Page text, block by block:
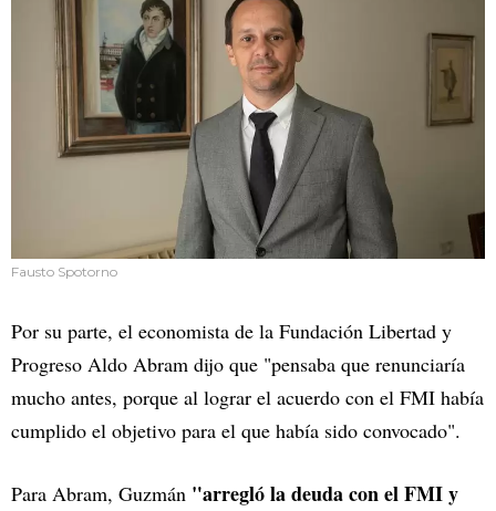
Fausto Spotorno
Por su parte, el economista de la Fundación Libertad y
Progreso Aldo Abram dijo que "pensaba que renunciaría
mucho antes, porque al lograr el acuerdo con el FMI había
cumplido el objetivo para el que había sido convocado".
Para Abram, Guzmán "arregló la deuda con el FMI y